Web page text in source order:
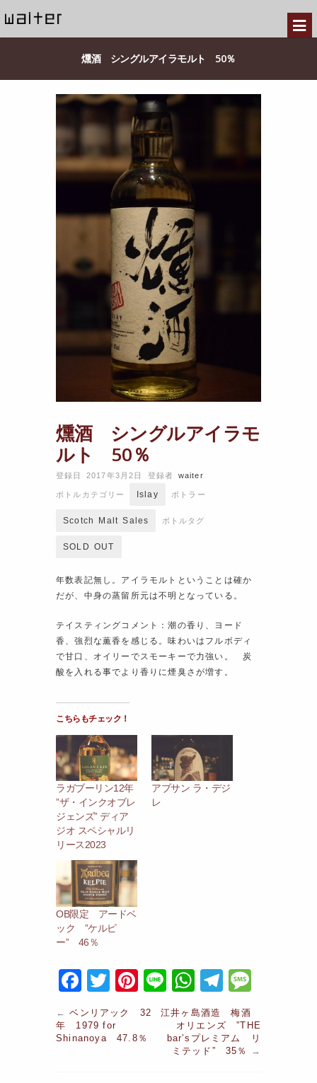
燻酒 シングルアイラモルト 50％
燻酒 シングルアイラモ
ルト 50％
登録日 2017年3月2日 登録者 waiter
ボトルカテゴリー Islay ボトラー
Scotch Malt Sales ボトルタグ
SOLD OUT
年数表記無し。アイラモルトということは確か
だが、中身の蒸留所元は不明となっている。
テイスティングコメント：潮の香り、ヨード
香、強烈な薫香を感じる。味わいはフルボディ
で甘口、オイリーでスモーキーで力強い。 炭
酸を入れる事でより香りに煙臭さが増す。
こちらもチェック！
ラガブーリン12年
”ザ・インクオブレ
ジェンズ” ディア
ジオ スペシャルリ
リース2023
アブサン ラ・デジ
レ
OB限定 アードベ
ック ”ケルピ
ー” 46％
F
a
c
e
T
w
itt
er
Pi
nt
e
Li
n
e
W
h
at
s
T
el
e
gr
s
s
←ベンリアック 32
年 1979 for
Shinanoya 47.8％
江井ヶ島酒造 梅酒
オリエンズ ”THE
bar’sプレミアム リ
ミテッド” 35％
→